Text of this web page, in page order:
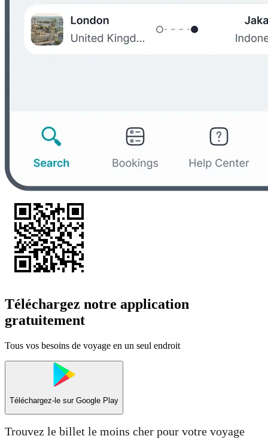
Téléchargez notre application
gratuitement
Tous vos besoins de voyage en un seul endroit
Téléchargez-le sur Google Play
Trouvez le billet le moins cher pour votre voyage